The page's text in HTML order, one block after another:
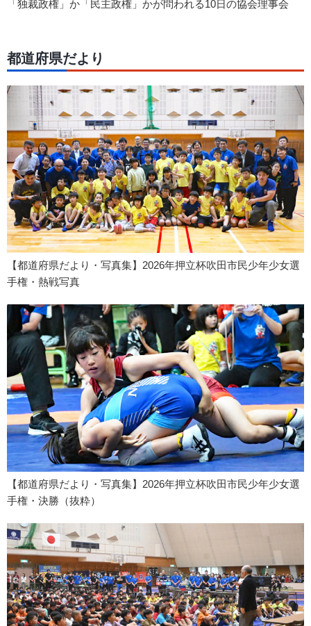
「独裁政権」か「民主政権」かが問われる10日の協会理事会
都道府県だより
【都道府県だより・写真集】2026年押立杯吹田市民少年少女選
手権・熱戦写真
【都道府県だより・写真集】2026年押立杯吹田市民少年少女選
手権・決勝（抜粋）